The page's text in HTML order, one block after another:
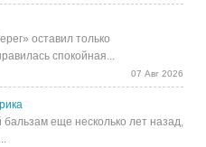
оставил только
спокойная...
07 Авг 2026
еще несколько лет назад,